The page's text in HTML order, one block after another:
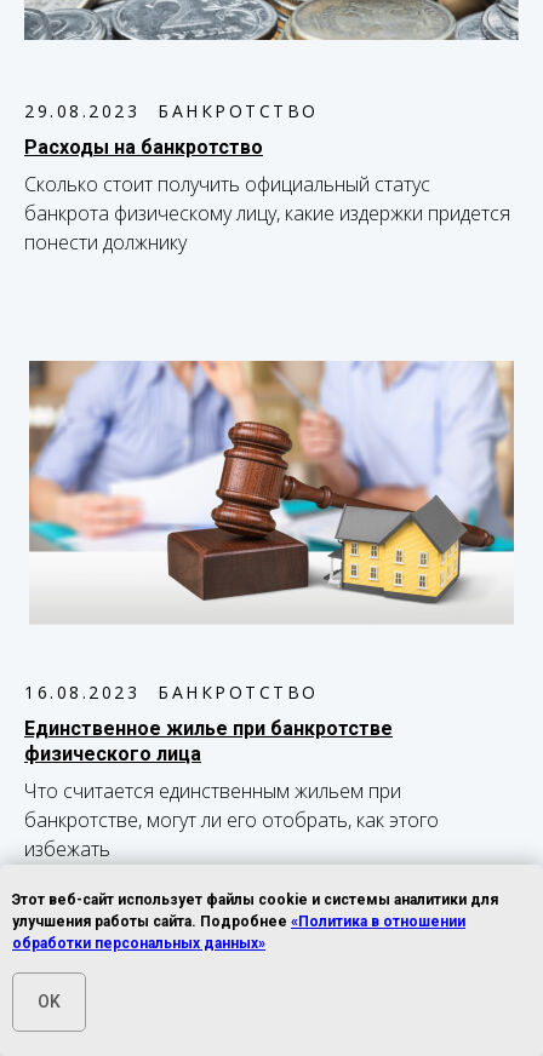
29.08.2023
БАНКРОТСТВО
Расходы на банкротство
Сколько стоит получить официальный статус
банкрота физическому лицу, какие издержки придется
понести должнику
16.08.2023
БАНКРОТСТВО
Единственное жилье при банкротстве
физического лица
Что считается единственным жильем при
банкротстве, могут ли его отобрать, как этого
избежать
Этот веб-сайт использует файлы cookie и системы аналитики для
улучшения работы сайта. Подробнее «Политика в отношении
обработки персональных данных»
OK